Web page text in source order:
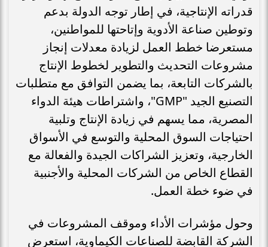
قدراته الإنتاجية، في إطار توجه الدولة بدعم
وتوطين صناعة الأدوية وإتاحتها للمواطنين،
مستعرضا خطط العمل لزيادة معدلات إنجاز
مشروعات التحديث والتطوير لخطوط الإنتاج
بالشركات التابعة، بما يضمن التوافق مع متطلبات
التصنيع الجيد "GMP"، واشتراطات هيئة الدواء
المصرية، مما يسهم في زيادة الإنتاج وتلبية
احتياجات السوق المحلية والتوسع في الأسواق
الخارجية، وتعزيز الشراكات الجيدة والفعالة مع
القطاع الخاص من الشركات المحلية والأجنبية
في ضوء خطة العمل.
وحول مؤشرات الأداء وموقف المشروعات في
الشركة القابضة للصناعات الكيماوية، استعرض